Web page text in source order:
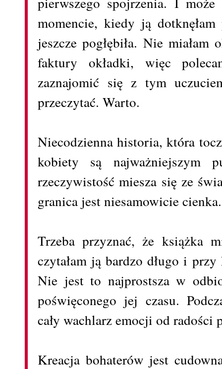
momencie, kiedy ją
jeszcze pogłębiła. Nie
faktury okładki, więc
zaznajomić się z tym
przeczytać. Warto.
Niecodzienna historia, która
kobiety są najważniejszym
rzeczywistość miesza się ze
granica jest niesamowicie cienka.
Trzeba przyznać, że książka
czytałam ją bardzo długo i
Nie jest to najprostsza w
poświęconego jej czasu.
cały wachlarz emocji od radości
Kreacja bohaterów jest